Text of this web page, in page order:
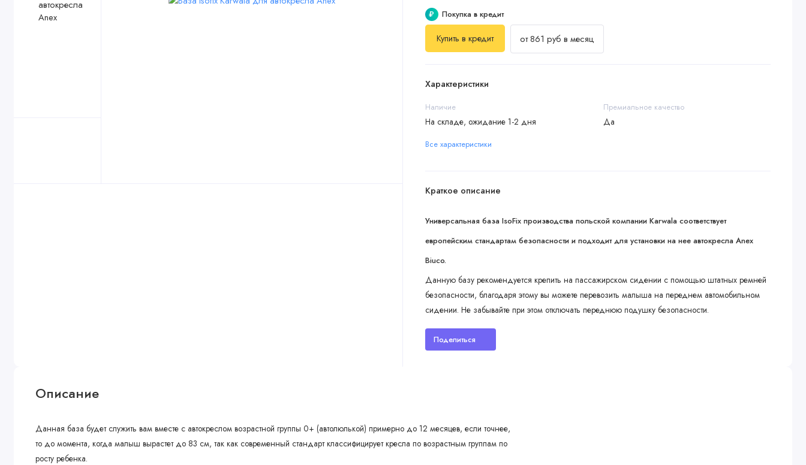
₽ Покупка в кредит
Купить в кредит от 861 руб в месяц
Характеристики
Наличие
На складе, ожидание 1-2 дня
Премиальное качество
Да
Все характеристики
Краткое описание
Универсальная база IsoFix производства польской компании Karwala соответствует
европейским стандартам безопасности и подходит для установки на нее автокресла Anex
Biuco.
Данную базу рекомендуется крепить на пассажирском сидении с помощью штатных ремней
безопасности, благодаря этому вы можете перевозить малыша на переднем автомобильном
сидении. Не забывайте при этом отключать переднюю подушку безопасности.
Поделиться
Описание
Данная база будет служить вам вместе с автокреслом возрастной группы 0+ (автолюлькой) примерно до 12 месяцев, если точнее,
то до момента, когда малыш вырастет до 83 см, так как современный стандарт классифицирует кресла по возрастным группам по
росту ребенка.